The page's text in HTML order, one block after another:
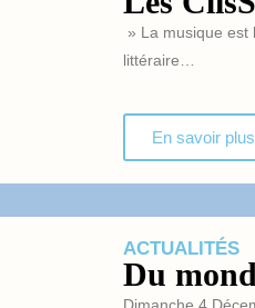
» La musique est
littéraire…
En savoir plus
ACTUALITÉS
Du